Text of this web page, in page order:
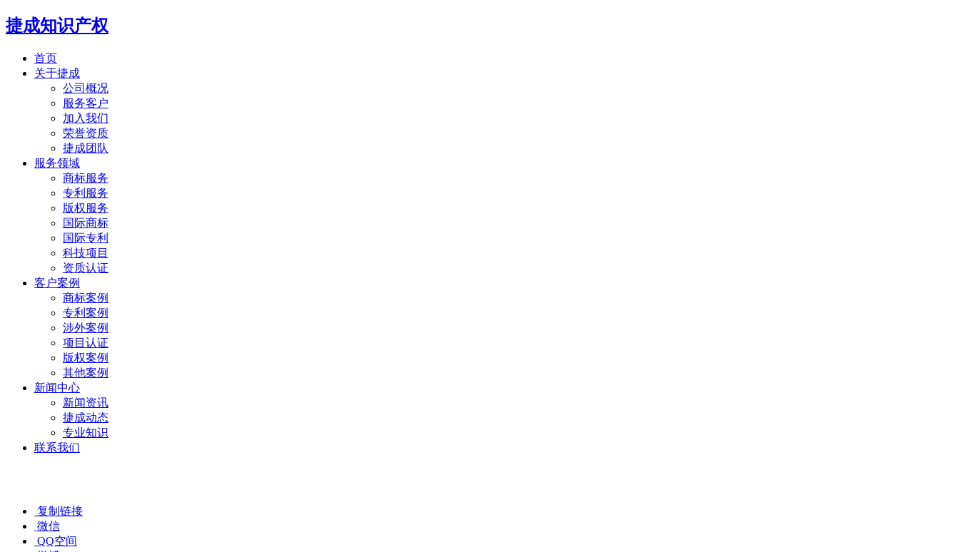
捷成知识产权
首页
关于捷成
公司概况
服务客户
加入我们
荣誉资质
捷成团队
服务领域
商标服务
专利服务
版权服务
国际商标
国际专利
科技项目
资质认证
客户案例
商标案例
专利案例
涉外案例
项目认证
版权案例
其他案例
新闻中心
新闻资讯
捷成动态
专业知识
联系我们
复制链接
微信
QQ空间